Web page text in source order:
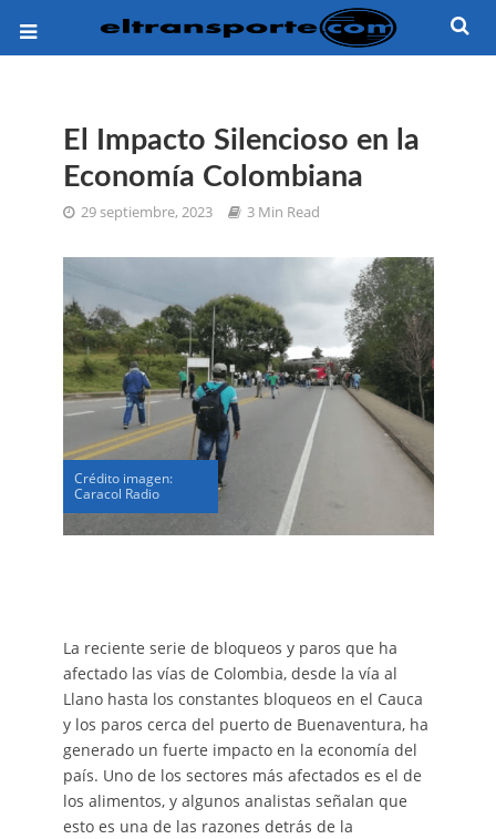
El Impacto Silencioso en la
Economía Colombiana
29 septiembre, 2023 3 Min Read
Crédito imagen:
Caracol Radio
La reciente serie de bloqueos y paros que ha
afectado las vías de Colombia, desde la vía al
Llano hasta los constantes bloqueos en el Cauca
y los paros cerca del puerto de Buenaventura, ha
generado un fuerte impacto en la economía del
país. Uno de los sectores más afectados es el de
los alimentos, y algunos analistas señalan que
esto es una de las razones detrás de la